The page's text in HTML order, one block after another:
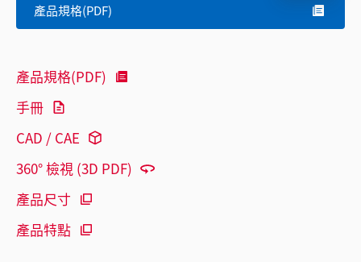
產品規格(PDF)
產品規格(PDF)
手冊
CAD / CAE
360° 檢視 (3D PDF)
產品尺寸
產品特點